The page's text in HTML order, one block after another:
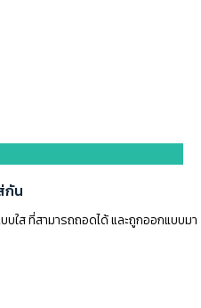
กัน
ใส ที่สามารถถอดได้ และถูกออกแบบมา